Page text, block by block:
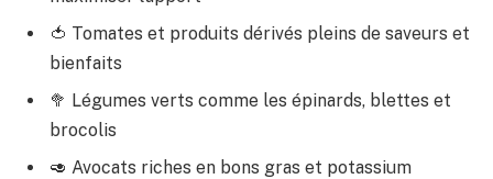
🍅 Tomates et produits dérivés pleins de saveurs et
bienfaits
🥦 Légumes verts comme les épinards, blettes et
brocolis
🥑 Avocats riches en bons gras et potassium